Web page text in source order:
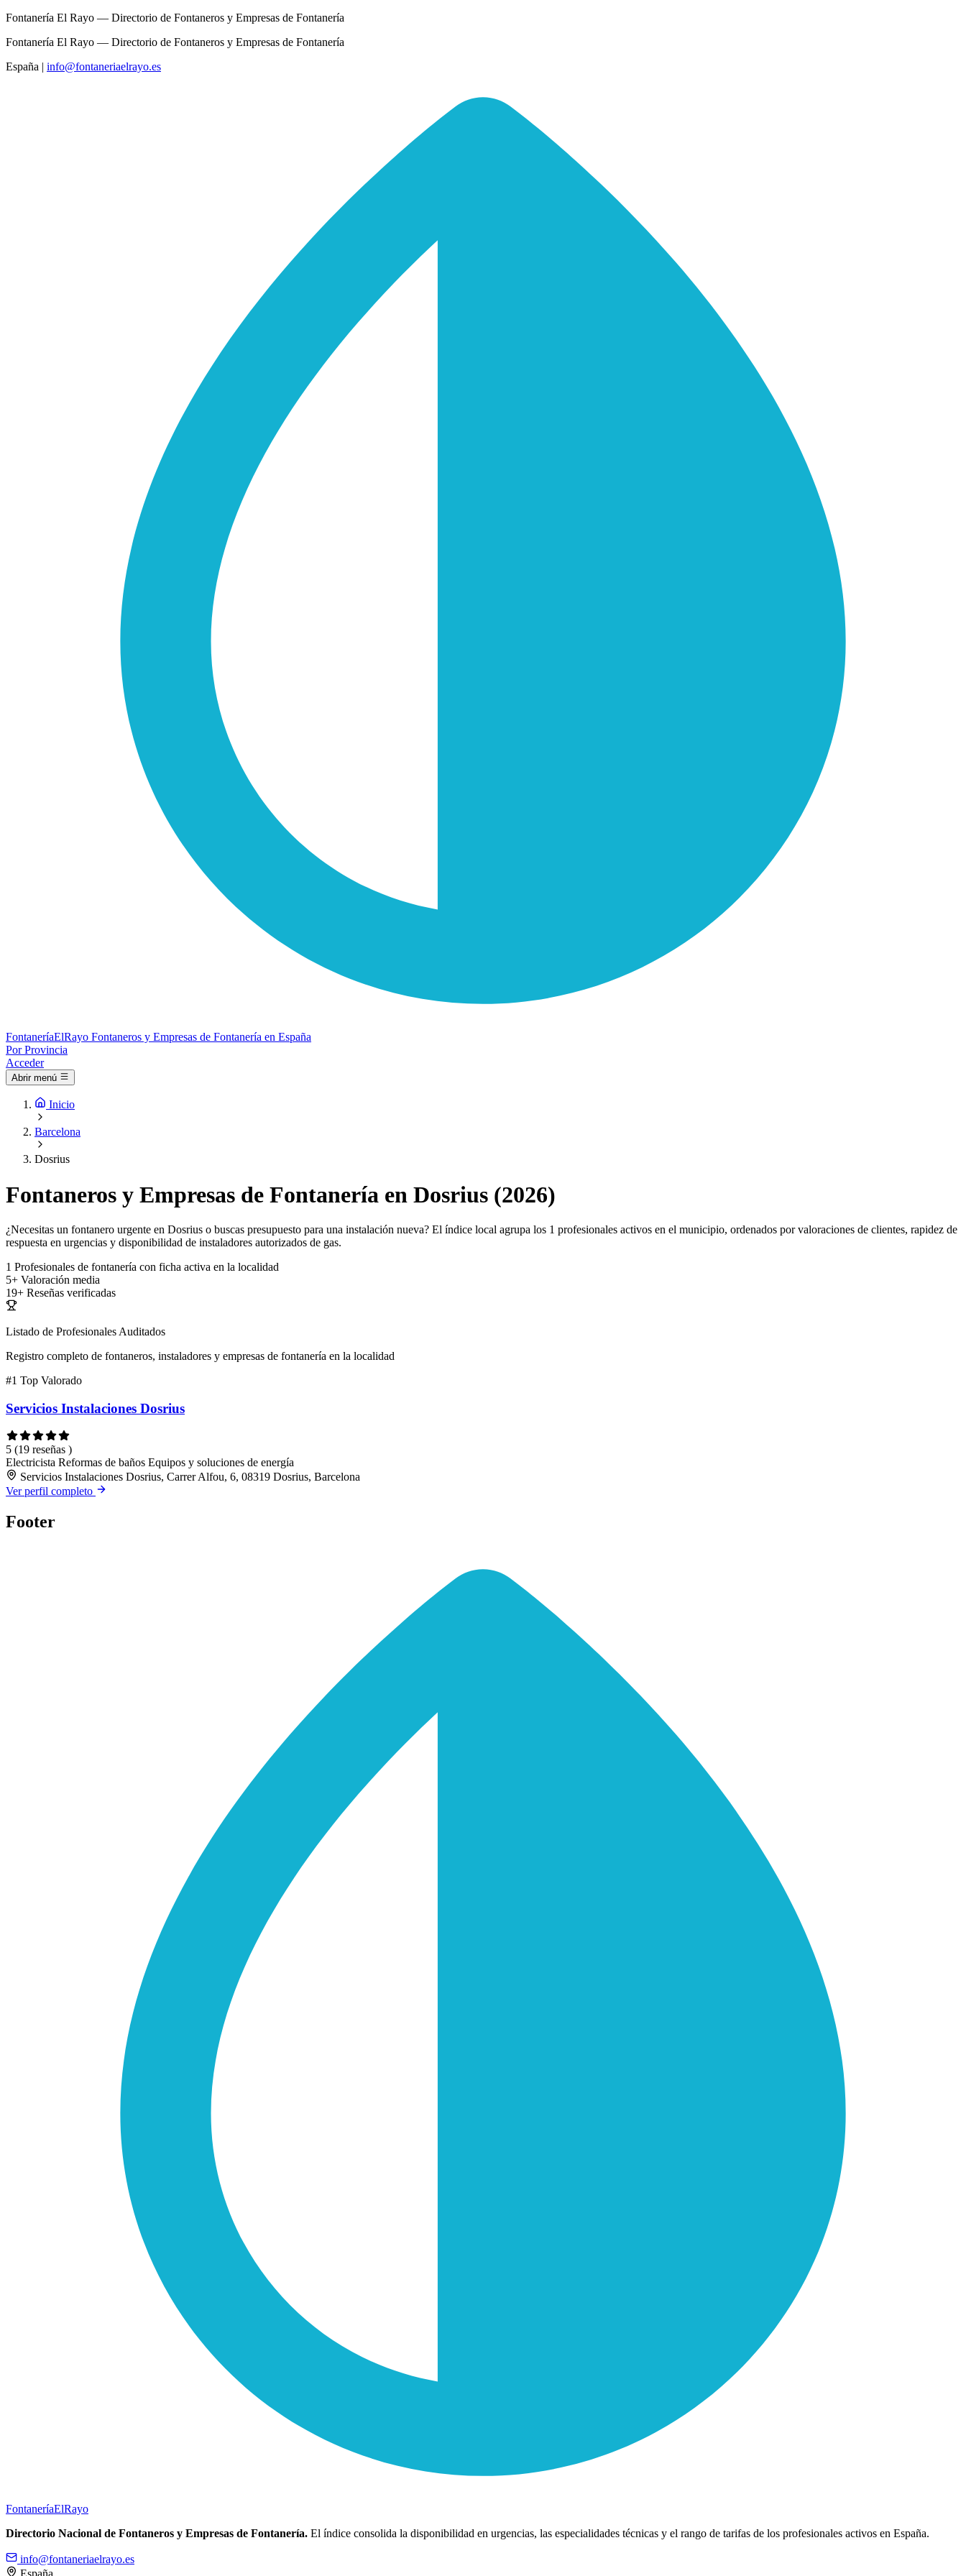
Fontanería El Rayo — Directorio de Fontaneros y Empresas de Fontanería
Fontanería El Rayo — Directorio de Fontaneros y Empresas de Fontanería
España | info@fontaneriaelrayo.es
FontaneríaElRayo Fontaneros y Empresas de Fontanería en España
Por Provincia
Acceder
Abrir menú
Inicio
Barcelona
Dosrius
Fontaneros y Empresas de Fontanería en Dosrius (2026)
¿Necesitas un fontanero urgente en Dosrius o buscas presupuesto para una instalación nueva? El índice local agrupa los 1 profesionales activos en el municipio, ordenados por valoraciones de clientes, rapidez de
respuesta en urgencias y disponibilidad de instaladores autorizados de gas.
1 Profesionales de fontanería con ficha activa en la localidad
5+ Valoración media
19+ Reseñas verificadas
Listado de Profesionales Auditados
Registro completo de fontaneros, instaladores y empresas de fontanería en la localidad
#1 Top Valorado
Servicios Instalaciones Dosrius
5 (19 reseñas )
Electricista Reformas de baños Equipos y soluciones de energía
Servicios Instalaciones Dosrius, Carrer Alfou, 6, 08319 Dosrius, Barcelona
Ver perfil completo
Footer
FontaneríaElRayo
Directorio Nacional de Fontaneros y Empresas de Fontanería. El índice consolida la disponibilidad en urgencias, las especialidades técnicas y el rango de tarifas de los profesionales activos en España.
info@fontaneriaelrayo.es